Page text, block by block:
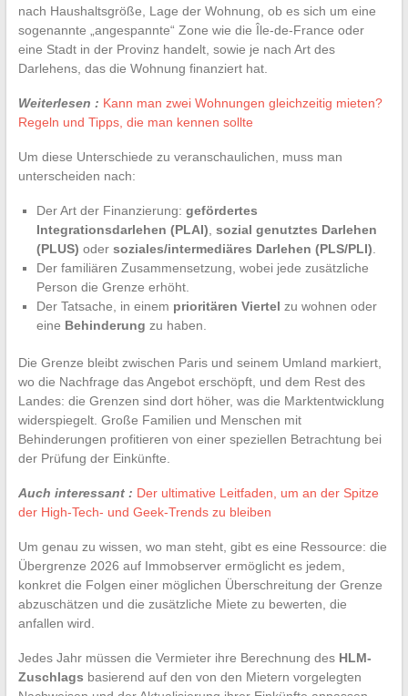
nach Haushaltsgröße, Lage der Wohnung, ob es sich um eine
sogenannte „angespannte“ Zone wie die Île-de-France oder
eine Stadt in der Provinz handelt, sowie je nach Art des
Darlehens, das die Wohnung finanziert hat.
Weiterlesen : Kann man zwei Wohnungen gleichzeitig mieten?
Regeln und Tipps, die man kennen sollte
Um diese Unterschiede zu veranschaulichen, muss man
unterscheiden nach:
Der Art der Finanzierung: gefördertes
Integrationsdarlehen (PLAI) sozial genutztes Darlehen
(PLUS) oder soziales/intermediäres Darlehen (PLS/PLI)
Der familiären Zusammensetzung, wobei jede zusätzliche
Person die Grenze erhöht.
Der Tatsache, in einem prioritären Viertel zu wohnen oder
eine Behinderung zu haben.
Die Grenze bleibt zwischen Paris und seinem Umland markiert,
wo die Nachfrage das Angebot erschöpft, und dem Rest des
Landes: die Grenzen sind dort höher, was die Marktentwicklung
widerspiegelt. Große Familien und Menschen mit
Behinderungen profitieren von einer speziellen Betrachtung bei
der Prüfung der Einkünfte.
Auch interessant : Der ultimative Leitfaden, um an der Spitze
der High-Tech- und Geek-Trends zu bleiben
Um genau zu wissen, wo man steht, gibt es eine Ressource: die
Übergrenze 2026 auf Immobserver ermöglicht es jedem,
konkret die Folgen einer möglichen Überschreitung der Grenze
abzuschätzen und die zusätzliche Miete zu bewerten, die
anfallen wird.
Jedes Jahr müssen die Vermieter ihre Berechnung des HLM-
Zuschlags basierend auf den von den Mietern vorgelegten